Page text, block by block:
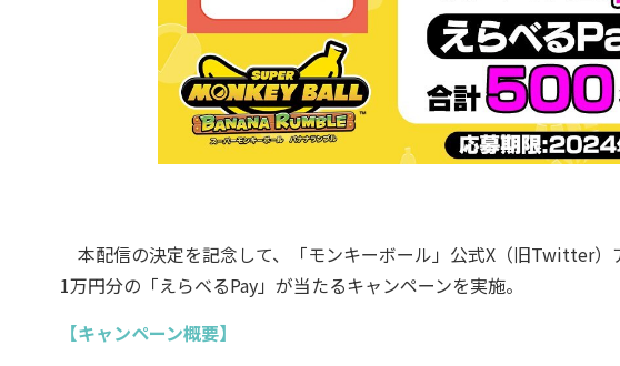
本配信の決定を記念して、「モンキーボール」公式X（旧Twitter）
1万円分の「えらべるPay」が当たるキャンペーンを実施。
【キャンペーン概要】